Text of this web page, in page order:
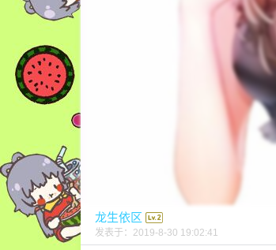
龙生依区
发表于： 2019-8-30 19:02:41